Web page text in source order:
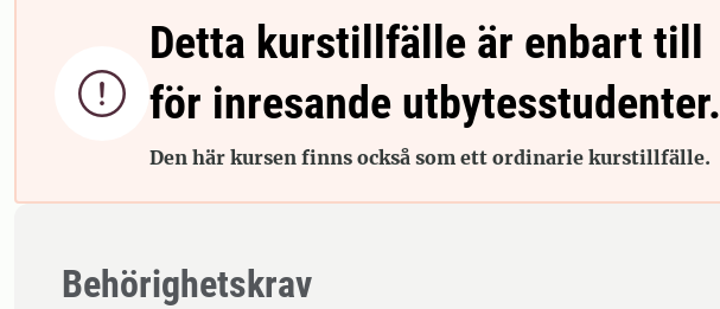

Detta kurstillfälle är enbart till
för inresande utbytesstudenter.
Den här kursen finns också som ett ordinarie kurstillfälle.
Behörighetskrav